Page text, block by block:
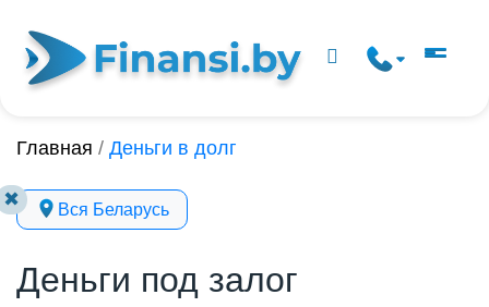
✖
Главная / Деньги в долг
Вся Беларусь
Деньги под залог